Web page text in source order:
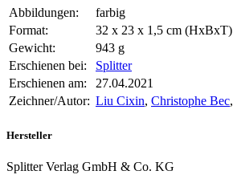
Abbildungen:
farbig
Format:
32 x 23 x 1,5 cm (HxBxT)
Gewicht:
943 g
Erschienen bei:
Splitter
Erschienen am:
27.04.2021
Zeichner/Autor: Liu Cixin, Christophe Bec,
Hersteller
Splitter Verlag GmbH & Co. KG